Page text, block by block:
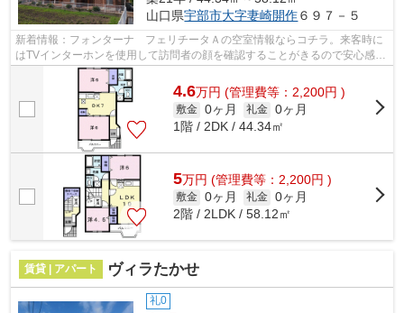
山口県宇部市大字妻崎開作６９７－５
新着情報：フォンターナ フェリチータＡの空室情報ならコチラ。来客時に
はTVインターホンを使用して訪問者の顔を確認することがきるので安心感が
あります。身だしなみを整えるときに...
4.6万円 (管理費等：2,200円 )
敷金 0ヶ月 礼金 0ヶ月
1階 / 2DK / 44.34㎡
5万円 (管理費等：2,200円 )
敷金 0ヶ月 礼金 0ヶ月
2階 / 2LDK / 58.12㎡
賃貸 | アパート ヴィラたかせ
礼0